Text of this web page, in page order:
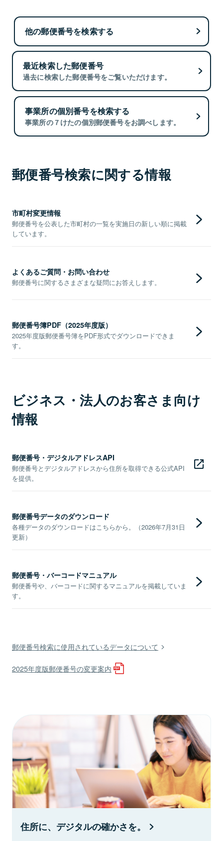
他の郵便番号を検索する
最近検索した郵便番号
過去に検索した郵便番号をご覧いただけます。
事業所の個別番号を検索する
事業所の７けたの個別郵便番号をお調べします。
郵便番号検索に関する情報
市町村変更情報
郵便番号を公表した市町村の一覧を実施日の新しい順に掲載
しています。
よくあるご質問・お問い合わせ
郵便番号に関するさまざまな疑問にお答えします。
郵便番号簿PDF（2025年度版）
2025年度版郵便番号簿をPDF形式でダウンロードできま
す。
ビジネス・法人のお客さま向け
情報
郵便番号・デジタルアドレスAPI
郵便番号とデジタルアドレスから住所を取得できる公式API
を提供。
郵便番号データのダウンロード
各種データのダウンロードはこちらから。（2026年7月31日
更新）
郵便番号・バーコードマニュアル
郵便番号や、バーコードに関するマニュアルを掲載していま
す。
郵便番号検索に使用されているデータについて
2025年度版郵便番号の変更案内
住所に、デジタルの確かさを。